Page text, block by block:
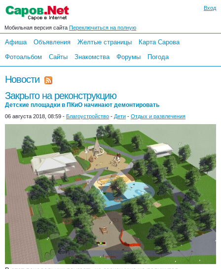
Вход
Мобильная версия сайта Переключиться на полную
Афиша Объявления Желтые страницы
Карта Сарова
Фотоальбом
Сайты Знакомства Форумы Погода
Новости
Закрыто на реконструкцию
Детские площадки в ПКиО начинают демонтировать
06 августа 2018, 08:59 - Благоустройство - Дети - Отдых и развлечения